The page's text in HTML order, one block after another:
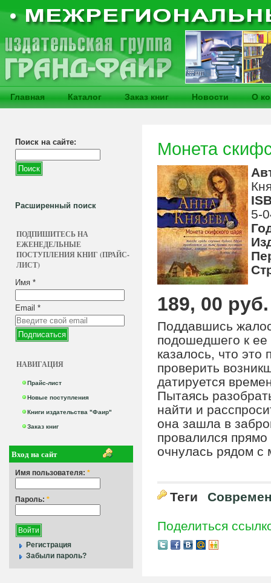
Главная Каталог Заказ книг Новости О
Поиск на сайте:
Расширенный поиск
ПОДПИШИТЕСЬ НА
ЕЖЕНЕДЕЛЬНЫЕ
ПОСТУПЛЕНИЯ КНИГ (ПРАЙС-
ЛИСТ)
Имя *
Email *
НАВИГАЦИЯ
Прайс-лист
Новые поступления
Книги издательства "Фаир"
Заказ книг
Вход на сайт
Имя пользователя: *
Пароль: *
Регистрация
Забыли пароль?
Монета
5-
189, 00 руб.
Поддавшись
подошедшего к ее
казалось, что
проверить
датируется
Пытаясь
найти и
она зашла в
провалился
очнулась рядом с
Теги
Поделиться